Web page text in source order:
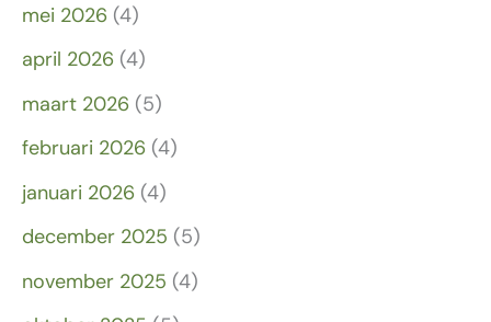
mei 2026 (4)
april 2026 (4)
maart 2026 (5)
februari 2026 (4)
januari 2026 (4)
december 2025 (5)
november 2025 (4)